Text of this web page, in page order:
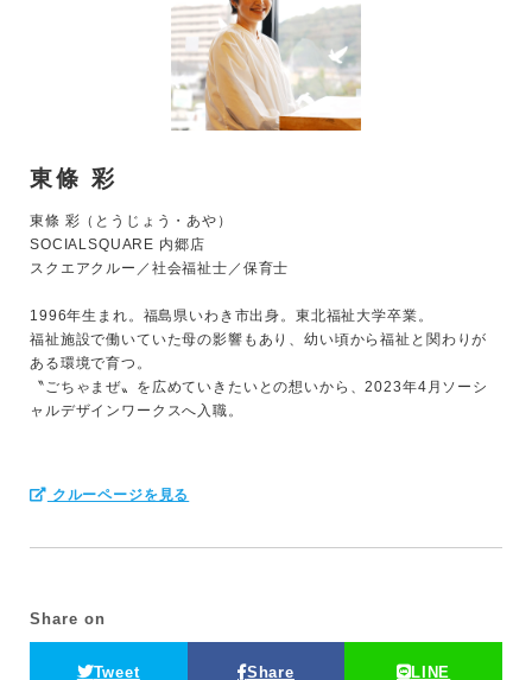
東條 彩
東條 彩（とうじょう・あや）
SOCIALSQUARE 内郷店
スクエアクルー／社会福祉士／保育士
1996年生まれ。福島県いわき市出身。東北福祉大学卒業。
福祉施設で働いていた母の影響もあり、幼い頃から福祉と関わりが
ある環境で育つ。
〝ごちゃまぜ〟を広めていきたいとの想いから、2023年4月ソーシ
ャルデザインワークスへ入職。
クルーページを見る
Share on
Tweet Share LINE